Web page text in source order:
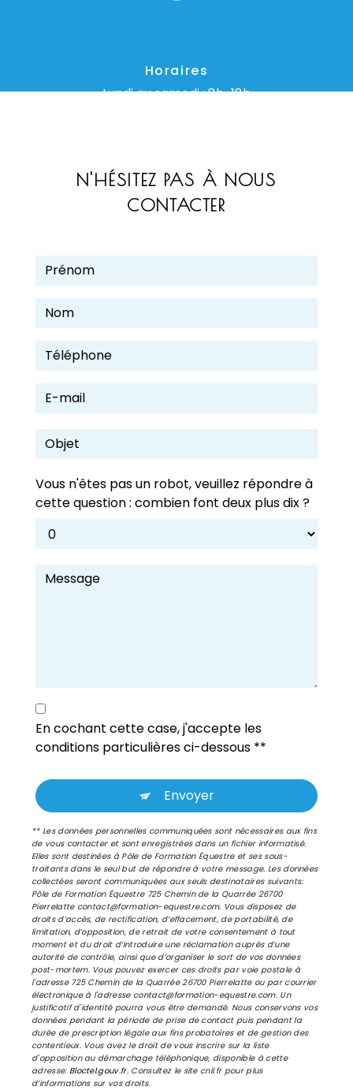
Horaires
Lundi au samedi : 8h-18h
N'HÉSITEZ PAS À NOUS
CONTACTER
Vous n'êtes pas un robot, veuillez répondre à
cette question : combien font deux plus dix ?
En cochant cette case, j'accepte les
conditions particulières ci-dessous **
Envoyer
** Les données personnelles communiquées sont nécessaires aux fins
de vous contacter et sont enregistrées dans un fichier informatisé.
Elles sont destinées à Pôle de Formation Équestre et ses sous-
traitants dans le seul but de répondre à votre message. Les données
collectées seront communiquées aux seuls destinataires suivants:
Pôle de Formation Équestre 725 Chemin de la Quarrée 26700
Pierrelatte contact@formation-equestre.com. Vous disposez de
droits d’accès, de rectification, d’effacement, de portabilité, de
limitation, d’opposition, de retrait de votre consentement à tout
moment et du droit d’introduire une réclamation auprès d’une
autorité de contrôle, ainsi que d’organiser le sort de vos données
post-mortem. Vous pouvez exercer ces droits par voie postale à
l'adresse 725 Chemin de la Quarrée 26700 Pierrelatte ou par courrier
électronique à l'adresse contact@formation-equestre.com. Un
justificatif d'identité pourra vous être demandé. Nous conservons vos
données pendant la période de prise de contact puis pendant la
durée de prescription légale aux fins probatoires et de gestion des
contentieux. Vous avez le droit de vous inscrire sur la liste
d'opposition au démarchage téléphonique, disponible à cette
adresse: Bloctel.gouv.fr. Consultez le site cnil.fr pour plus
d’informations sur vos droits.